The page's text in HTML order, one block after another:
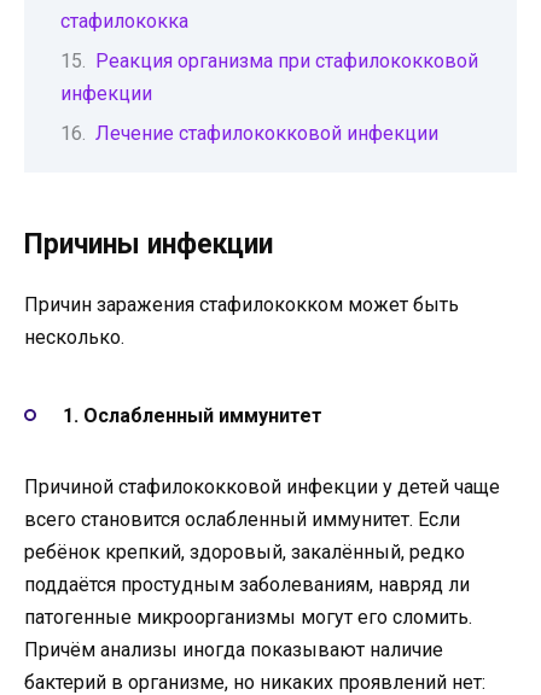
стафилококка
Реакция организма при стафилококковой
инфекции
Лечение стафилококковой инфекции
Причины инфекции
Причин заражения стафилококком может быть
несколько.
1. Ослабленный иммунитет
Причиной стафилококковой инфекции у детей чаще
всего становится ослабленный иммунитет. Если
ребёнок крепкий, здоровый, закалённый, редко
поддаётся простудным заболеваниям, навряд ли
патогенные микроорганизмы могут его сломить.
Причём анализы иногда показывают наличие
бактерий в организме, но никаких проявлений нет: